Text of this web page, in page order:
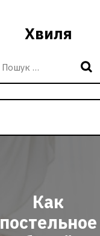
Хвиля
Как
постельное